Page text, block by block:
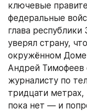
ключевые
федеральные
глава
уверял страну,
окружённом Доме
Андрей Тимофеев
журналисту по
тридцати
пока нет — и